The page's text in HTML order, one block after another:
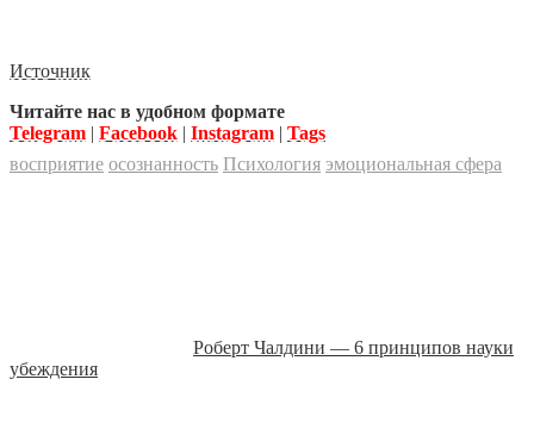
Источник
Читайте нас в удобном формате
Telegram | Facebook | Instagram | Tags
восприятие осознанность Психология эмоциональная сфера
Роберт Чалдини — 6 принципов науки
убеждения